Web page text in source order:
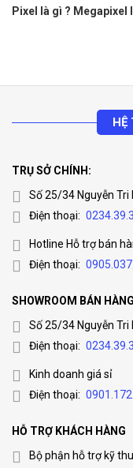
Pixel là gì ? Megapixel
HỆ
TRỤ SỞ CHÍNH:
Số 25/34 Nguyễn Tri
Điện thoại:
Hotline Hỗ trợ bán
Điện thoại:
SHOWROOM BÁN
Số 25/34 Nguyễn Tri
Điện thoại:
Kinh doanh giá sỉ
Điện thoại:
HỖ TRỢ KHÁCH HÀNG
Bộ phận hỗ trợ kỹ